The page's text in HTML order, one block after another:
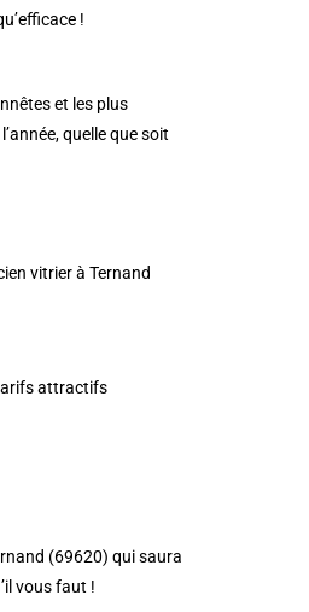
!
et les plus
quelle que soit
vitrier à Ternand
attractifs
(69620) qui saura
vous faut !